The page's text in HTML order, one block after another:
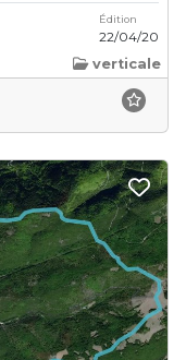
Édition
22/04/20
verticale